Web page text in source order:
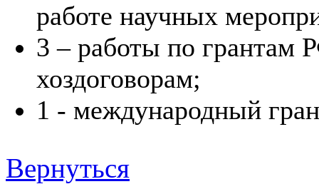
работе научных
3 – работы по
хоздоговорам;
1 - международный
Вернуться